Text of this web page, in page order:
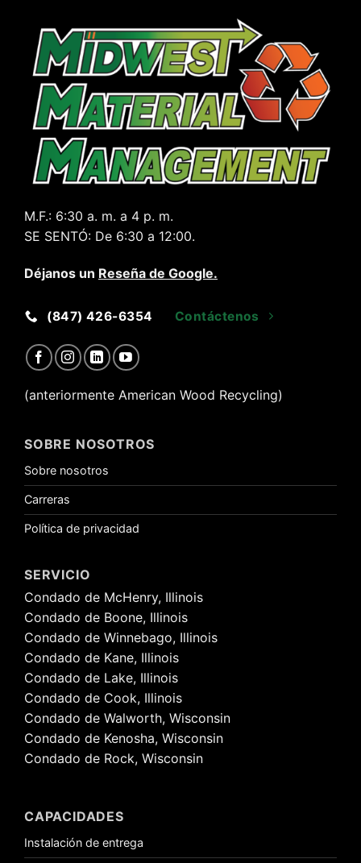
M.F.: 6:30 a. m. a 4 p. m.
SE SENTÓ: De 6:30 a 12:00.
Déjanos un Reseña de Google.
(847) 426-6354 Contáctenos
(anteriormente American Wood Recycling)
SOBRE NOSOTROS
Sobre nosotros
Carreras
Política de privacidad
SERVICIO
Condado de McHenry, Illinois
Condado de Boone, Illinois
Condado de Winnebago, Illinois
Condado de Kane, Illinois
Condado de Lake, Illinois
Condado de Cook, Illinois
Condado de Walworth, Wisconsin
Condado de Kenosha, Wisconsin
Condado de Rock, Wisconsin
CAPACIDADES
Instalación de entrega